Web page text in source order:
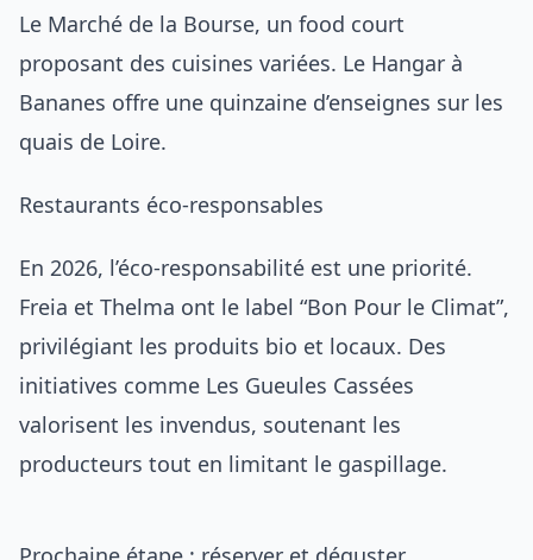
Le Marché de la Bourse, un food court
proposant des cuisines variées. Le Hangar à
Bananes offre une quinzaine d’enseignes sur les
quais de Loire.
Restaurants éco-responsables
En 2026, l’éco-responsabilité est une priorité.
Freia et Thelma ont le label “Bon Pour le Climat”,
privilégiant les produits bio et locaux. Des
initiatives comme Les Gueules Cassées
valorisent les invendus, soutenant les
producteurs tout en limitant le gaspillage.